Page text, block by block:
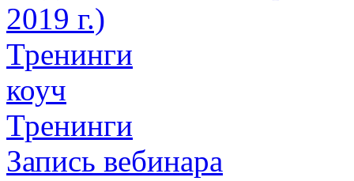
2019 г.)
Тренинги
коуч
Тренинги
Запись вебинара